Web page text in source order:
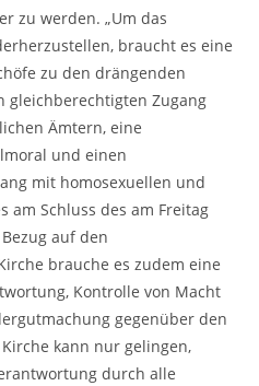
zu werden. „Um das
braucht es eine
zu den drängenden
gleichberechtigten Zugang
Ämtern, eine
und einen
mit homosexuellen und
am Schluss des am Freitag
auf den
brauche es zudem eine
Kontrolle von Macht
gegenüber den
kann nur gelingen,
durch alle